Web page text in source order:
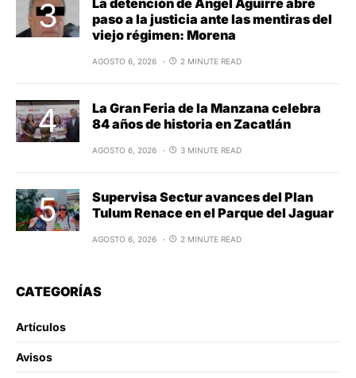
paso a la justicia ante las mentiras del
viejo régimen: Morena
AGOSTO 6, 2026 2 MINUTE READ
La Gran Feria de la Manzana celebra
84 años de historia en Zacatlán
AGOSTO 6, 2026 3 MINUTE READ
Supervisa Sectur avances del Plan
Tulum Renace en el Parque del Jaguar
AGOSTO 6, 2026 2 MINUTE READ
CATEGORÍAS
Artículos
Avisos